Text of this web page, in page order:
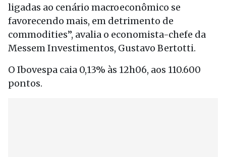
ligadas ao cenário macroeconômico se
favorecendo mais, em detrimento de
commodities”, avalia o economista-chefe da
Messem Investimentos, Gustavo Bertotti.
O Ibovespa caia 0,13% às 12h06, aos 110.600
pontos.